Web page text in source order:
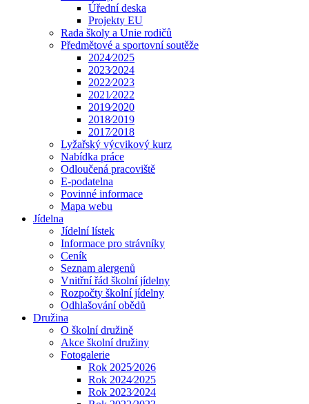
Úřední deska
Projekty EU
Rada školy a Unie rodičů
Předmětové a sportovní soutěže
2024⁄2025
2023⁄2024
2022⁄2023
2021⁄2022
2019⁄2020
2018⁄2019
2017⁄2018
Lyžařský výcvikový kurz
Nabídka práce
Odloučená pracoviště
E-podatelna
Povinné informace
Mapa webu
Jídelna
Jídelní lístek
Informace pro strávníky
Ceník
Seznam alergenů
Vnitřní řád školní jídelny
Rozpočty školní jídelny
Odhlašování obědů
Družina
O školní družině
Akce školní družiny
Fotogalerie
Rok 2025⁄2026
Rok 2024⁄2025
Rok 2023⁄2024